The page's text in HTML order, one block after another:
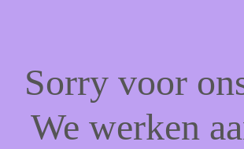
Sorry voor
We werken